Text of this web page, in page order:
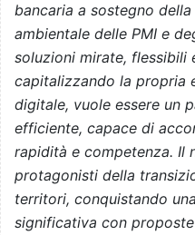
bancaria a sostegno
ambientale delle PMI e
soluzioni mirate, flessibili
capitalizzando la propria
digitale, vuole essere un
efficiente, capace di
rapidità e competenza. Il
protagonisti della
territori, conquistando
significativa con